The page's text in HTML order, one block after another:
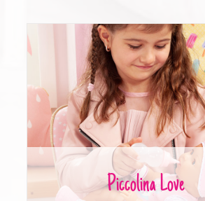
Piccolina Love
Piccolina Love